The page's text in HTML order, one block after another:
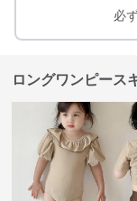
必
ロングワンピース